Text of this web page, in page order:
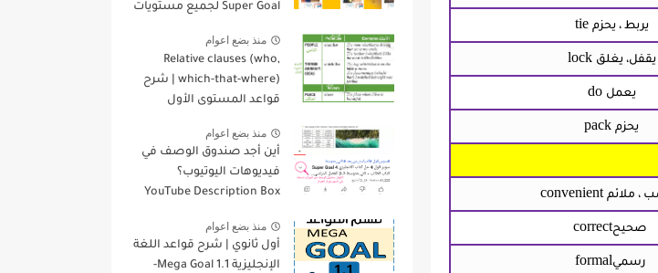
tie يربط ، يحزم
lock يقفل، يغلق
do يعمل
pack يحزم
convenient ، ملائم
correctصحيح
formalرسمي
Super Goal لجميع مستويات
منذ بضع اعوام
Relative clauses (who,
which-that-where) | شرح
قواعد المستوى الأول
منذ بضع اعوام
أين أجد صندوق الوصف في
فيديوهات اليوتيوب؟
YouTube Description Box
منذ بضع اعوام
أول ثانوي | شرح قواعد اللغة
الإنجليزية 1.1 Mega Goal-